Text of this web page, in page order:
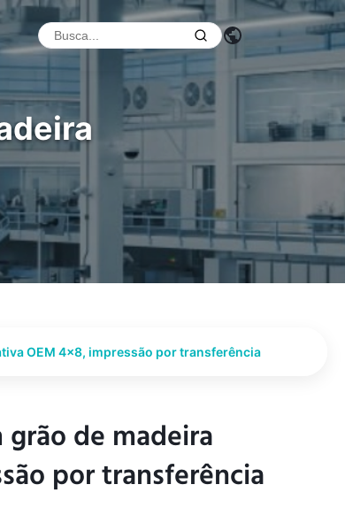
OEM 4x8, impressão por transferência
de madeira
por transferência
de madeira
por transferência